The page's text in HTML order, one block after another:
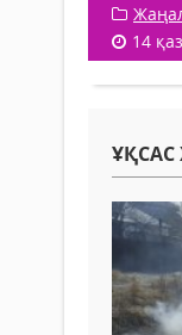
14